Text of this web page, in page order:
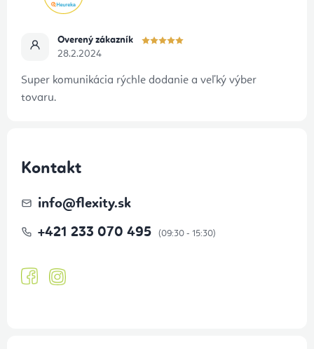
Overený zákazník
28.2.2024
Super komunikácia rýchle dodanie a veľký výber
tovaru.
Kontakt
info@flexity.sk
+421 233 070 495